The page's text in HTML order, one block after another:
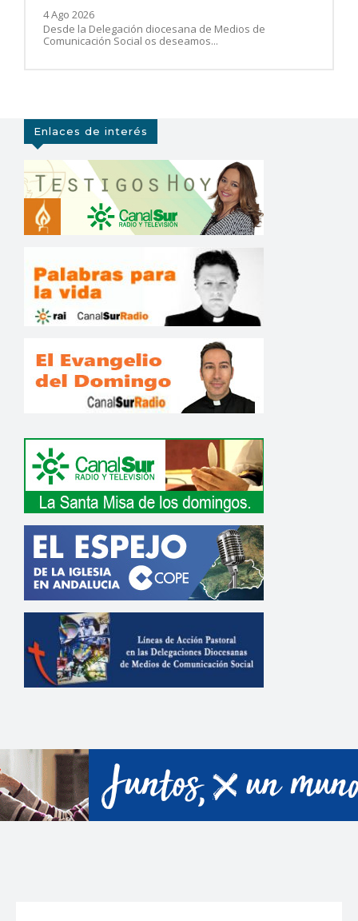
4 Ago 2026
Desde la Delegación diocesana de Medios de
Comunicación Social os deseamos...
Enlaces de interés